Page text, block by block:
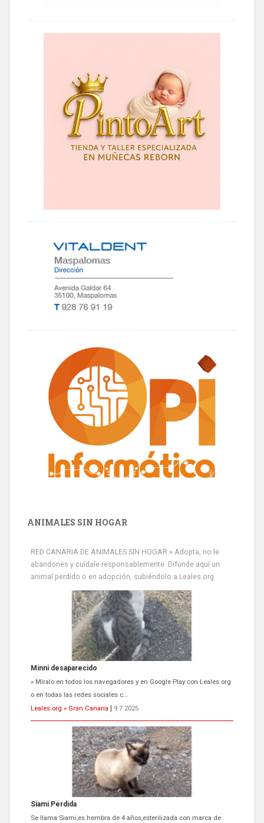
ANIMALES SIN HOGAR
RED CANARIA DE ANIMALES SIN HOGAR » Adopta, no le
abandones y cuídale responsablemente. Difunde aquí un
animal perdido o en adopción, subiéndolo a Leales.org
Minni desaparecido
» Míralo en todos los navegadores y en Google Play con Leales.org
o en todas las redes sociales c...
Leales.org » Gran Canaria
9.7.2025
Siami Perdida
Se llama Siami,es hembra de 4 años,esterilizada con marca de